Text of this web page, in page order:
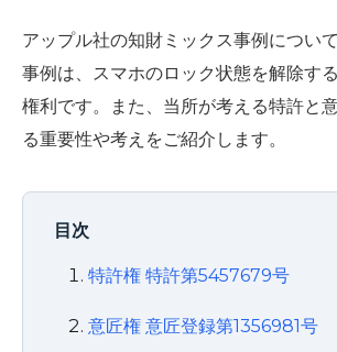
アップル社の知財ミックス事例につい
事例は、スマホのロック状態を解除す
権利です。また、当所が考える特許と
る重要性や考えをご紹介します。
目次
特許権 特許第5457679号
意匠権 意匠登録第1356981号